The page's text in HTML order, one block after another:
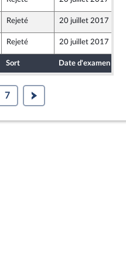
Rejeté 20 juillet 2017
Rejeté 20 juillet 2017
Sort Date d'examen
7